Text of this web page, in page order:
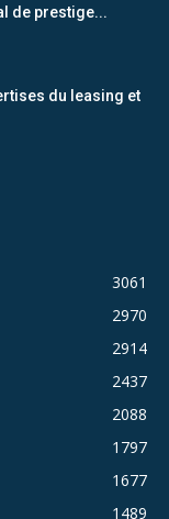
de prestige...
du leasing et
3061
2970
2914
2437
2088
1797
1677
1489